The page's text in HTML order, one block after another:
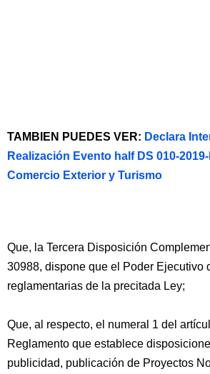
TAMBIEN PUEDES VER: Declara
Realización Evento half DS 010-
Comercio Exterior y Turismo
Que, la Tercera Disposición
30988, dispone que el Poder Ejecutivo
reglamentarias de la precitada Ley;
Que, al respecto, el numeral 1 del
Reglamento que establece
publicidad, publicación de Proyectos